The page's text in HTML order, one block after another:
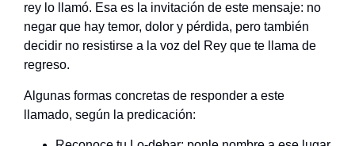
rey lo llamó. Esa es la invitación de este mensaje: no
negar que hay temor, dolor y pérdida, pero también
decidir no resistirse a la voz del Rey que te llama de
regreso.
Algunas formas concretas de responder a este
llamado, según la predicación: